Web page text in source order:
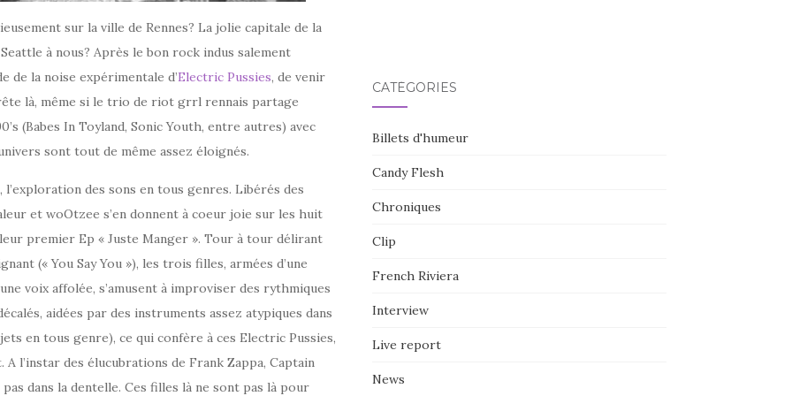
sur la ville de Rennes? La jolie capitale de la
à nous? Après le bon rock indus salement
de la noise expérimentale d’Electric Pussies, de venir
là, même si le trio de riot grrl rennais partage
(Babes In Toyland, Sonic Youth, entre autres) avec
sont tout de même assez éloignés.
des sons en tous genres. Libérés des
et woOtzee s’en donnent à coeur joie sur les huit
premier Ep « Juste Manger ». Tour à tour délirant
(« You Say You »), les trois filles, armées d’une
voix affolée, s’amusent à improviser des rythmiques
aidées par des instruments assez atypiques dans
en tous genre), ce qui confère à ces Electric Pussies,
l’instar des élucubrations de Frank Zappa, Captain
dans la dentelle. Ces filles là ne sont pas là pour
CATÉGORIES
Billets d'humeur
Candy Flesh
Chroniques
Clip
French Riviera
Interview
Live report
News